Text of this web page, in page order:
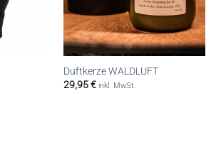
Duftkerze WALDLUFT
29,95€ inkl. MwSt.